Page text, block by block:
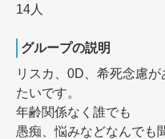
14人
グループの説明
リスカ、0D、希死念慮
たいです。
年齢関係なく誰でも
愚痴、悩みなどなんでも